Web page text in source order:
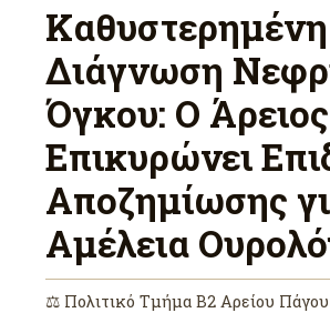
Καθυστερημένη
Διάγνωση
Όγκου: Ο
Επικυρώνει
Αποζημίωσης
Αμέλεια
⚖ Πολιτικό Τμήμα Β2 Αρείου